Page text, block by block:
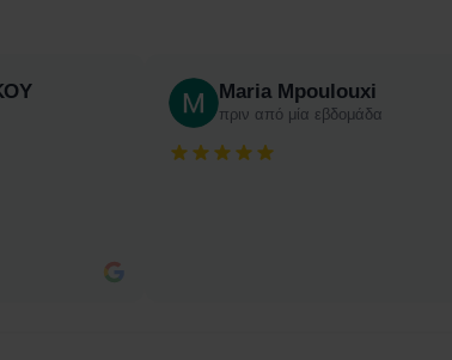
Maria Mpoulouxi
πριν από μία εβδομάδα